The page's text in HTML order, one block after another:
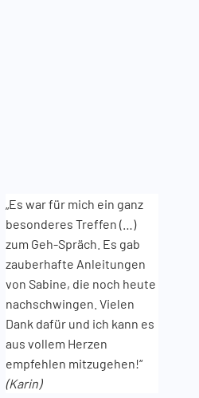
„Es war für mich ein ganz
besonderes Treffen (…)
zum Geh-Spräch. Es gab
zauberhafte Anleitungen
von Sabine, die noch heute
nachschwingen. Vielen
Dank dafür und ich kann es
aus vollem Herzen
empfehlen mitzugehen!“
(Karin)